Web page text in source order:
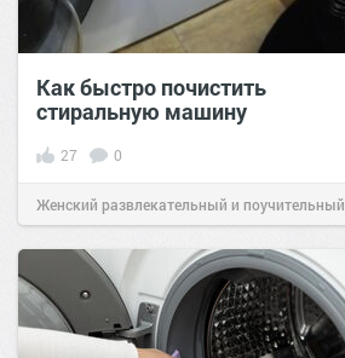
Как быстро почистить
стиральную машину
27 0
Женский развлекательный и поучительный
сайт.19:27 25 янв 2023